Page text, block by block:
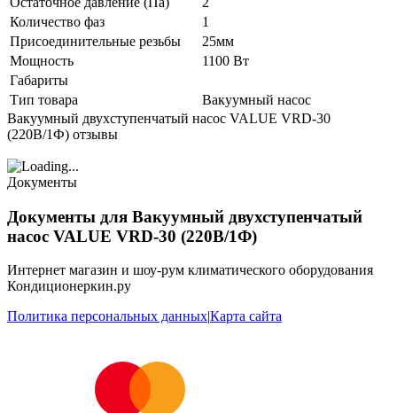
Количество фаз
1
Присоединительные резьбы
25мм
Мощность
1100 Вт
Габариты
Тип товара
Вакуумный насос
Вакуумный двухступенчатый насос VALUE VRD-30
(220В/1Ф) отзывы
Документы
Документы для Вакуумный двухступенчатый
насос VALUE VRD-30 (220В/1Ф)
Интернет магазин и шоу-рум климатического оборудования
Кондиционеркин.ру
Политика персональных данных|Карта сайта